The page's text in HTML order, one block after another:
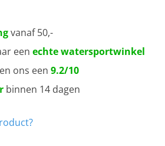
vanaf 50,-
een echte watersportwinkel
ons een 9.2/10
binnen 14 dagen